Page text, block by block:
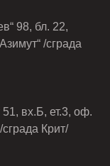
98, бл. 22,
/сграда
вх.Б, ет.3, оф.
Крит/